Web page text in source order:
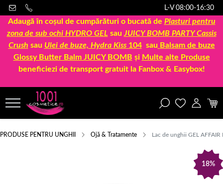
L-V 08:00-16:30
Adaugă în coșul de cumpărături o bucată de Plasturi pentru
zona de sub ochi HYDRO GEL sau JUICY BOMB PARTY Cassis
Crush sau Ulei de buze, Hydra Kiss 104sau Balsam de buze
Glossy Butter Balm JUICY BOMB și Multe alte Produse
beneficiezi de transport gratuit la Fanbox & Easybox!
PRODUSE PENTRU UNGHII Ojă & Tratamente Lac de unghii GEL AFFAIR
18%